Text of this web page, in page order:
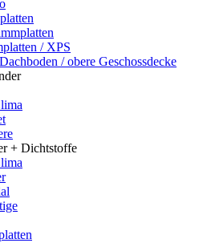
/ XPS
/ obere Geschossdecke
+ Dichtstoffe